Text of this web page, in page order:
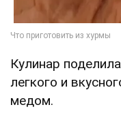
Кулинар
легкого и
медом.